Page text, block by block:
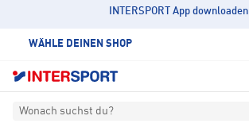
INTERSPORT App downloaden
WÄHLE DEINEN SHOP
Wonach suchst du?